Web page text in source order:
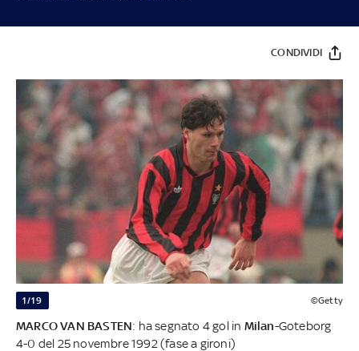
CONDIVIDI
1/19 ©Getty
MARCO VAN BASTEN: ha segnato 4 gol in Milan-Goteborg
4-0 del 25 novembre 1992 (fase a gironi)